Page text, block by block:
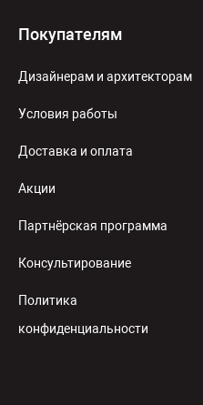
Покупателям
Дизайнерам и архитекторам
Условия работы
Доставка и оплата
Акции
Партнёрская программа
Консультирование
Политика
конфиденциальности